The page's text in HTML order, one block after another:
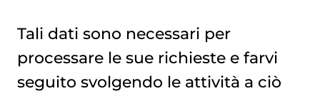
Tali dati sono necessari per
processare le sue richieste e farvi
seguito svolgendo le attività a ciò